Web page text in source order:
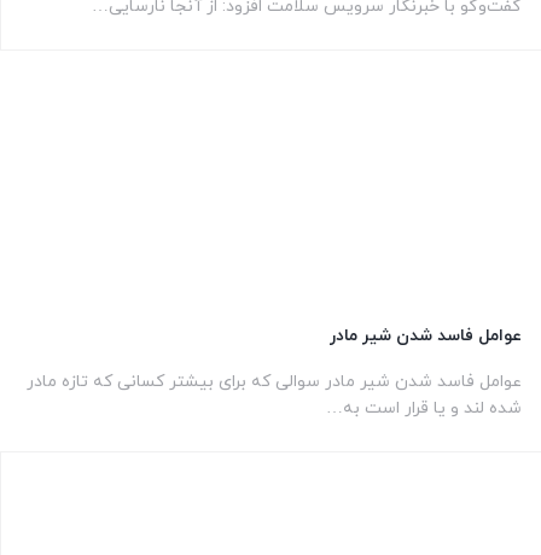
گفت‌وگو با خبرنگار سرویس سلامت افزود: از آنجا نارسایی…
عوامل فاسد شدن شیر مادر
عوامل فاسد شدن شیر مادر سوالی که برای بیشتر کسانی که تازه مادر
شده لند و یا قرار است به…